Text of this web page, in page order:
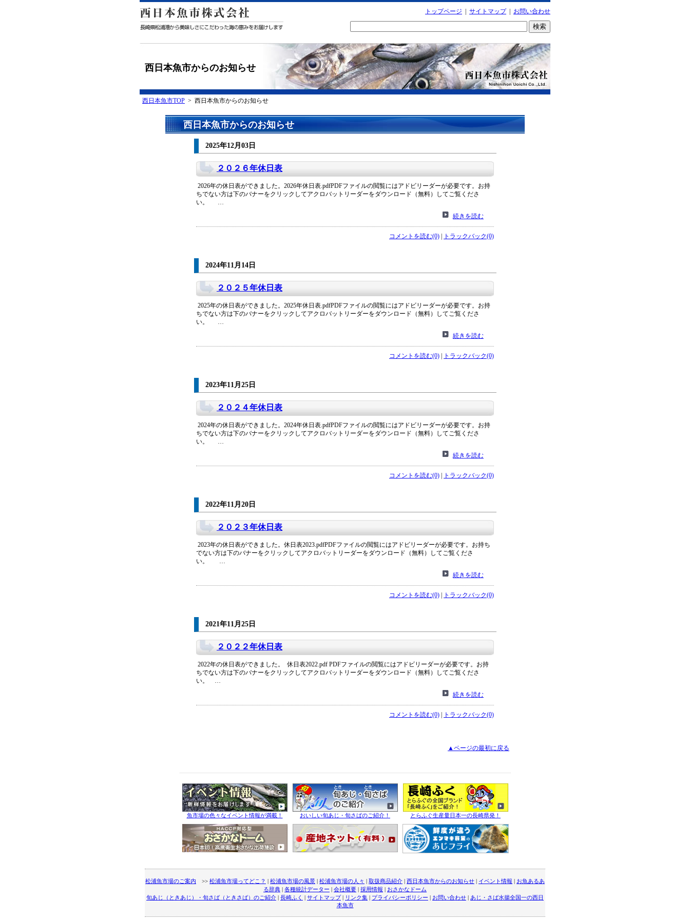
トップページ サイトマップ| お問い合わせ
西日本魚市からのお知らせ
西日本魚市TOP > 西日本魚市からのお知らせ
西日本魚市からのお知らせ
2025年12月03日
２０２６年休日表
2026年の休日表ができました。2026年休日表.pdfPDFファイルの閲覧にはアドビリーダーが必要です。お持
ちでない方は下のバナーをクリックしてアクロバットリーダーをダウンロード（無料）してご覧くださ
い。 …
続きを読む
コメントを読む(0) トラックバック(0)
2024年11月14日
２０２５年休日表
2025年の休日表ができました。2025年休日表.pdfPDFファイルの閲覧にはアドビリーダーが必要です。お持
ちでない方は下のバナーをクリックしてアクロバットリーダーをダウンロード（無料）してご覧くださ
い。 …
続きを読む
コメントを読む(0) トラックバック(0)
2023年11月25日
２０２４年休日表
2024年の休日表ができました。2024年休日表.pdfPDFファイルの閲覧にはアドビリーダーが必要です。お持
ちでない方は下のバナーをクリックしてアクロバットリーダーをダウンロード（無料）してご覧くださ
い。 …
続きを読む
コメントを読む(0) トラックバック(0)
2022年11月20日
２０２３年休日表
2023年の休日表ができました。休日表2023.pdfPDFファイルの閲覧にはアドビリーダーが必要です。お持ち
でない方は下のバナーをクリックしてアクロバットリーダーをダウンロード（無料）してご覧くださ
い。 …
続きを読む
コメントを読む(0) トラックバック(0)
2021年11月25日
２０２２年休日表
2022年の休日表ができました。 休日表2022.pdf PDFファイルの閲覧にはアドビリーダーが必要です。お持
ちでない方は下のバナーをクリックしてアクロバットリーダーをダウンロード（無料）してご覧くださ
い。 …
続きを読む
コメントを読む(0) トラックバック(0)
▲ページの最初に戻る
魚市場の色々なイベント情報が満載！ おいしい旬あじ・旬さばのご紹介！ とらふぐ生産量日本一の長崎県発！
松浦魚市場のご案内 >> 松浦魚市場ってどこ？ | 松浦魚市場の風景 | 松浦魚市場の人々 | 取扱商品紹介 | 西日本魚市からのお知らせ | イベント情報 | お魚あるあ
る辞典 | 各種統計データー | 会社概要 | 採用情報 | おさかなドーム
旬あじ（ときあじ）・旬さば（ときさば）のご紹介 | 長崎ふく | サイトマップ| リンク集 | プライバシーポリシー | お問い合わせ | あじ・さば水揚全国一の西日
本魚市